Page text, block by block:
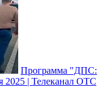
Программа "ДПС:
2025 | Телеканал ОТС